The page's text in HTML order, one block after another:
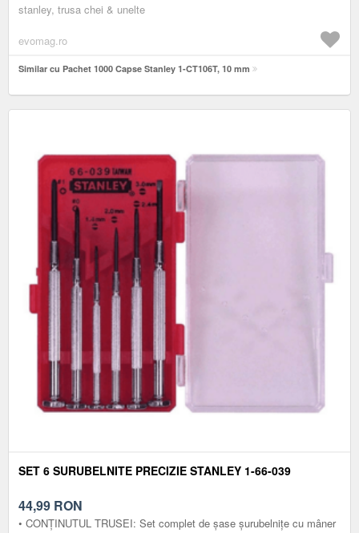
stanley, trusa chei & unelte
evomag.ro
Similar cu Pachet 1000 Capse Stanley 1-CT106T, 10 mm
SET 6 SURUBELNITE PRECIZIE STANLEY 1-66-039
44,99 RON
• CONȚINUTUL TRUSEI: Set complet de șase șurubelnițe cu mâner